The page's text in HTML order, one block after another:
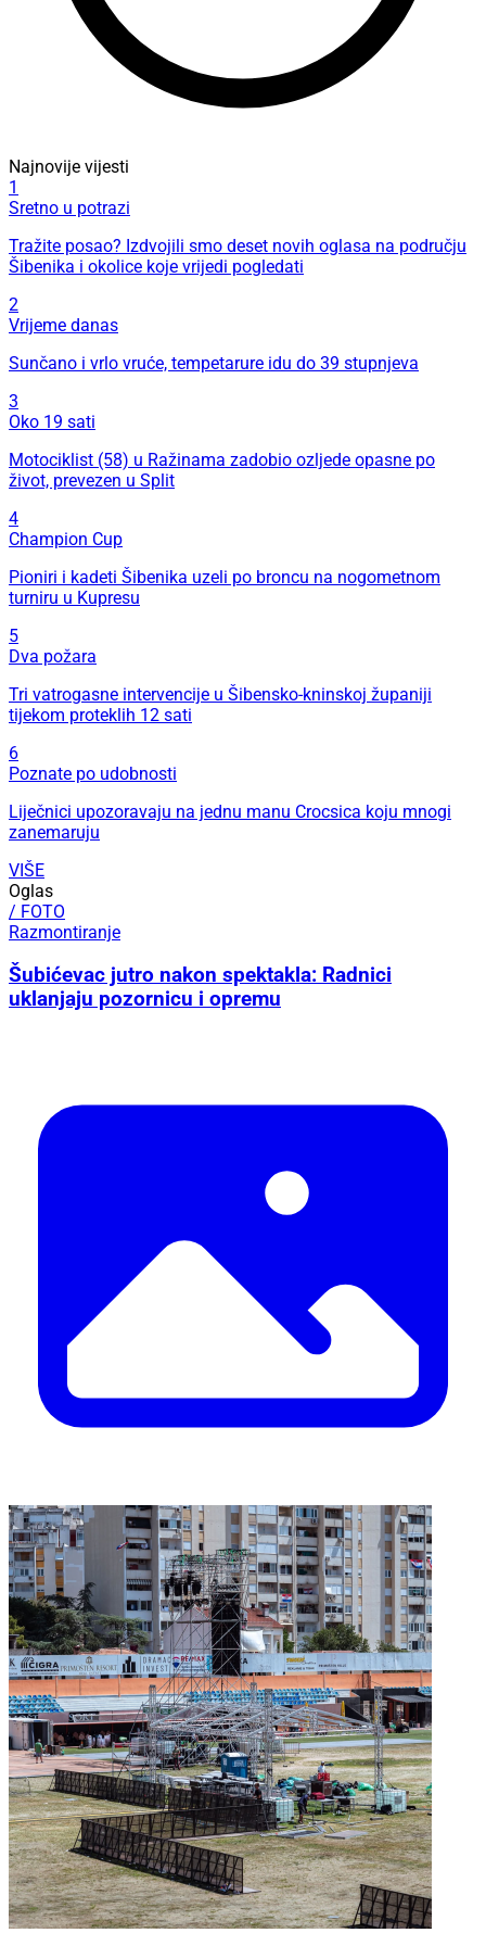
Najnovije vijesti
1
Sretno u potrazi
Tražite posao? Izdvojili smo deset novih oglasa na području
Šibenika i okolice koje vrijedi pogledati
2
Vrijeme danas
Sunčano i vrlo vruće, tempetarure idu do 39 stupnjeva
3
Oko 19 sati
Motociklist (58) u Ražinama zadobio ozljede opasne po
život, prevezen u Split
4
Champion Cup
Pioniri i kadeti Šibenika uzeli po broncu na nogometnom
turniru u Kupresu
5
Dva požara
Tri vatrogasne intervencije u Šibensko-kninskoj županiji
tijekom proteklih 12 sati
6
Poznate po udobnosti
Liječnici upozoravaju na jednu manu Crocsica koju mnogi
zanemaruju
VIŠE
Oglas
/ FOTO
Razmontiranje
Šubićevac jutro nakon spektakla: Radnici
uklanjaju pozornicu i opremu